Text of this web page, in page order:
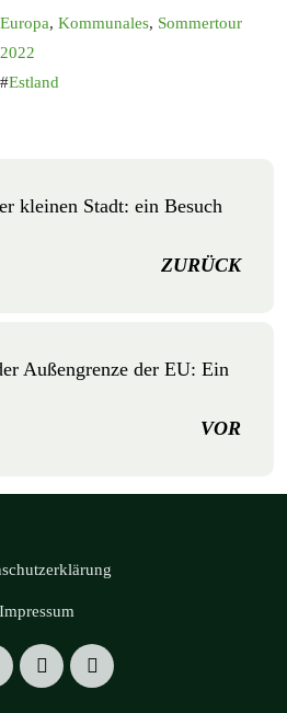
Europa, Kommunales, Sommertour
2022
Estland
kleinen Stadt: ein Besuch
ZURÜCK
Außengrenze der EU: Ein
VOR
Impressum